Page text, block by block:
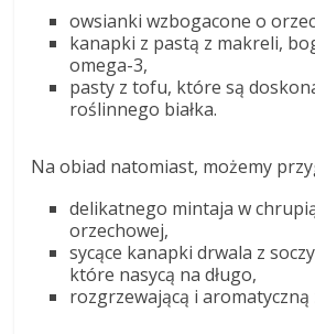
owsianki wzbogacone o
kanapki z pastą z makreli,
omega-3,
pasty z tofu, które są
roślinnego białka.
Na obiad natomiast, możemy
delikatnego mintaja w
orzechowej,
sycące kanapki drwala z
które nasycą na długo,
rozgrzewającą i aromatyczną